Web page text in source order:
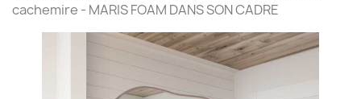
cachemire - MARIS FOAM DANS SON CADRE